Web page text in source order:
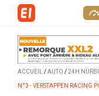
ACCUEIL AUTO 24H
N°3 - VERSTAPPEN RACING